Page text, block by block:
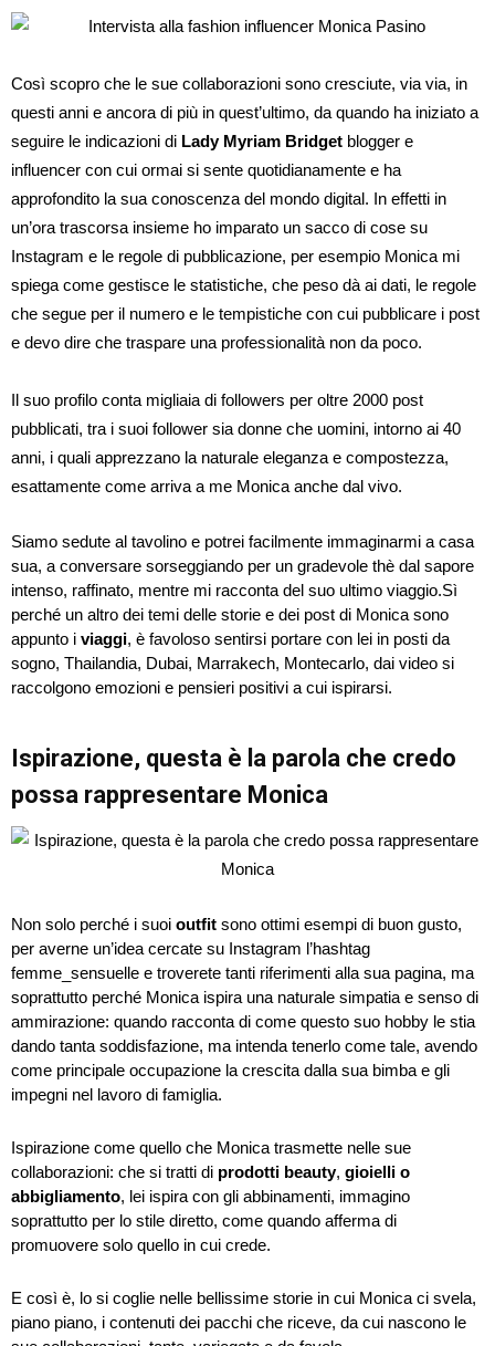
Così scopro che le sue collaborazioni sono cresciute, via via, in
questi anni e ancora di più in quest’ultimo, da quando ha iniziato a
seguire le indicazioni di Lady Myriam Bridget blogger e
influencer con cui ormai si sente quotidianamente e ha
approfondito la sua conoscenza del mondo digital. In effetti in
un’ora trascorsa insieme ho imparato un sacco di cose su
Instagram e le regole di pubblicazione, per esempio Monica mi
spiega come gestisce le statistiche, che peso dà ai dati, le regole
che segue per il numero e le tempistiche con cui pubblicare i post
e devo dire che traspare una professionalità non da poco.
Il suo profilo conta migliaia di followers per oltre 2000 post
pubblicati, tra i suoi follower sia donne che uomini, intorno ai 40
anni, i quali apprezzano la naturale eleganza e compostezza,
esattamente come arriva a me Monica anche dal vivo.
Siamo sedute al tavolino e potrei facilmente immaginarmi a casa
sua, a conversare sorseggiando per un gradevole thè dal sapore
intenso, raffinato, mentre mi racconta del suo ultimo viaggio.Sì
perché un altro dei temi delle storie e dei post di Monica sono
appunto i viaggi, è favoloso sentirsi portare con lei in posti da
sogno, Thailandia, Dubai, Marrakech, Montecarlo, dai video si
raccolgono emozioni e pensieri positivi a cui ispirarsi.
Ispirazione, questa è la parola che credo
possa rappresentare Monica
Non solo perché i suoi outfit sono ottimi esempi di buon gusto,
per averne un’idea cercate su Instagram l’hashtag
femme_sensuelle e troverete tanti riferimenti alla sua pagina, ma
soprattutto perché Monica ispira una naturale simpatia e senso di
ammirazione: quando racconta di come questo suo hobby le stia
dando tanta soddisfazione, ma intenda tenerlo come tale, avendo
come principale occupazione la crescita dalla sua bimba e gli
impegni nel lavoro di famiglia.
Ispirazione come quello che Monica trasmette nelle sue
collaborazioni: che si tratti di prodotti beauty, gioielli o
abbigliamento, lei ispira con gli abbinamenti, immagino
soprattutto per lo stile diretto, come quando afferma di
promuovere solo quello in cui crede.
E così è, lo si coglie nelle bellissime storie in cui Monica ci svela,
piano piano, i contenuti dei pacchi che riceve, da cui nascono le